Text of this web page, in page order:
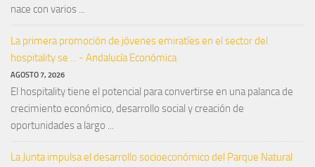
nace con varios ...
La primera promoción de jóvenes emiratíes en el sector del
hospitality se ... - Andalucía Económica
AGOSTO 7, 2026
El hospitality tiene el potencial para convertirse en una palanca de
crecimiento económico, desarrollo social y creación de
oportunidades a largo ...
La Junta impulsa el desarrollo socioeconómico del Parque Natural